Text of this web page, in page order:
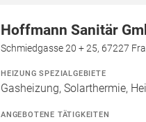
Hoffmann Sanitär
Schmiedgasse 20 + 25, 67227
HEIZUNG SPEZIALGEBIETE
Gasheizung, Solarthermie,
ANGEBOTENE TÄTIGKEITEN